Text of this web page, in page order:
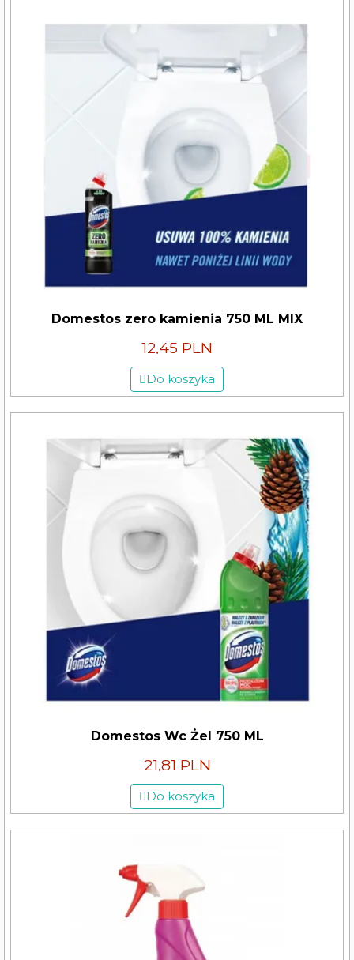
Domestos zero kamienia 750 ML MIX
12,45 PLN
Do koszyka
Domestos Wc Żel 750 ML
21,81 PLN
Do koszyka